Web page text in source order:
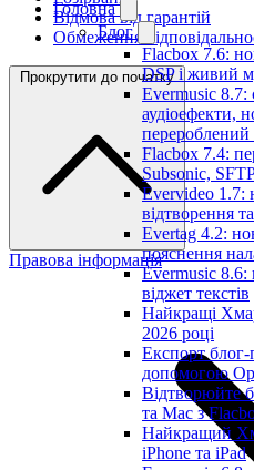
Головна
Блог
Flacbox 7.6:
DSP і живий
Evermusic 8.7:
аудіоефекти,
перероблений
Flacbox 7.4:
Subsonic,
Evervideo 1.7:
відтворення
Evertag 4.2:
пояснення
Evermusic 8.6:
віджет текстів
Найкращі
2026 році
Експорт блог-
допомогою
Відтворюйте
та Mac з
Найкращий
iPhone та iPad
Відмова від гарантій
Обмеження
Прокрутити до початку
Правова інформація